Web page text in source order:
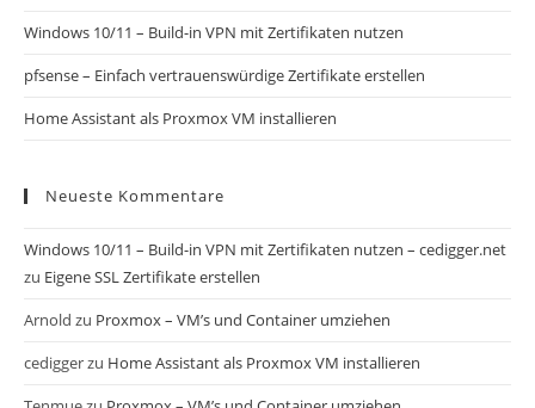
Windows 10/11 – Build-in VPN mit Zertifikaten nutzen
pfsense – Einfach vertrauenswürdige Zertifikate erstellen
Home Assistant als Proxmox VM installieren
Neueste Kommentare
Windows 10/11 – Build-in VPN mit Zertifikaten nutzen – cedigger.net
zu Eigene SSL Zertifikate erstellen
Arnold zu Proxmox – VM’s und Container umziehen
cediggerzu Home Assistant als Proxmox VM installieren